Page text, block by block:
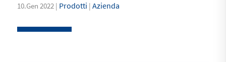
10.Gen 2022 | Prodotti | Azienda